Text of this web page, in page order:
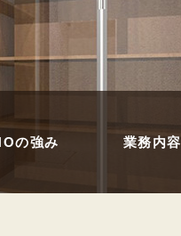
の強み 業務内容